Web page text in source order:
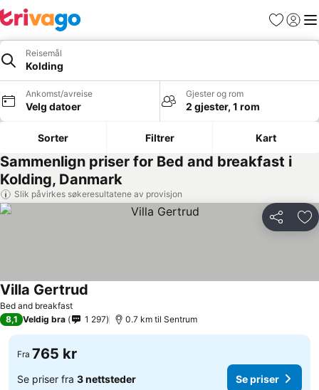
Favoritter
Logg
Reisemål
Kolding
Ankomst/avreise
Velg datoer
Gjester og rom
2 gjester, 1 rom
Sorter Filtrer Kart
Sammenlign priser for Bed and breakfast i
Kolding, Danmark
Slik påvirkes søkeresultatene av provisjon
Del
Bed and breakfast
Villa Gertrud
8,1 Veldig bra 1 297 0.7 km til Sentrum
Fra 765 kr
Se priser fra 3 nettsteder Se priser